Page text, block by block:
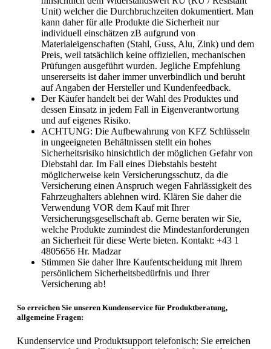
Unit) welcher die Durchbruchzeiten dokumentiert. Man
kann daher für alle Produkte die Sicherheit nur
individuell einschätzen zB aufgrund von
Materialeigenschaften (Stahl, Guss, Alu, Zink) und dem
Preis, weil tatsächlich keine offiziellen, mechanischen
Prüfungen ausgeführt wurden. Jegliche Empfehlung
unsererseits ist daher immer unverbindlich und beruht
auf Angaben der Hersteller und Kundenfeedback.
Der Käufer handelt bei der Wahl des Produktes und
dessen Einsatz in jedem Fall in Eigenverantwortung
und auf eigenes Risiko.
ACHTUNG: Die Aufbewahrung von KFZ Schlüsseln
in ungeeigneten Behältnissen stellt ein hohes
Sicherheitsrisiko hinsichtlich der möglichen Gefahr von
Diebstahl dar. Im Fall eines Diebstahls besteht
möglicherweise kein Versicherungsschutz, da die
Versicherung einen Anspruch wegen Fahrlässigkeit des
Fahrzeughalters ablehnen wird. Klären Sie daher die
Verwendung VOR dem Kauf mit Ihrer
Versicherungsgesellschaft ab. Gerne beraten wir Sie,
welche Produkte zumindest die Mindestanforderungen
an Sicherheit für diese Werte bieten. Kontakt: +43 1
4805656 Hr. Madzar
Stimmen Sie daher Ihre Kaufentscheidung mit Ihrem
persönlichem Sicherheitsbedürfnis und Ihrer
Versicherung ab!
So erreichen Sie unseren Kundenservice für Produktberatung,
allgemeine Fragen:
Kundenservice und Produktsupport telefonisch: Sie erreichen